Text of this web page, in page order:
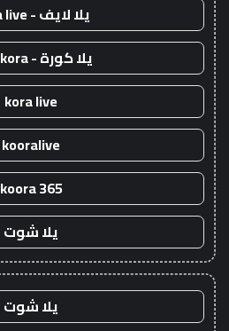
يلا لايف - yalla live
يلا كورة - yallakora
kora live
kooralive
koora 365
يلا شوت
يلا شوت